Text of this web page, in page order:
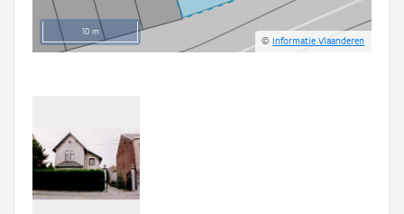
10 m
©Informatie Vlaanderen